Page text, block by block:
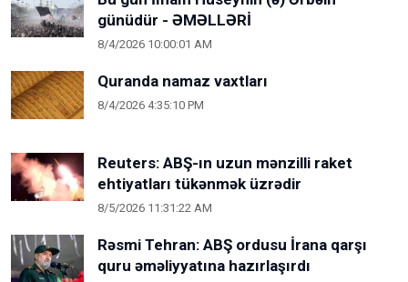
günüdür - ƏMƏLLƏRİ
8/4/2026 10:00:01 AM
Quranda namaz vaxtları
8/4/2026 4:35:10 PM
Reuters: ABŞ-ın uzun mənzilli raket
ehtiyatları tükənmək üzrədir
8/5/2026 11:31:22 AM
Rəsmi Tehran: ABŞ ordusu İrana qarşı
quru əməliyyatına hazırlaşırdı